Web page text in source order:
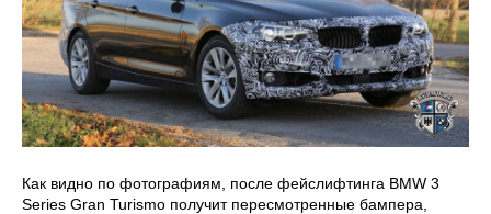
Как видно по фотографиям, после фейслифтинга BMW 3
Series Gran Turismo получит пересмотренные бампера,